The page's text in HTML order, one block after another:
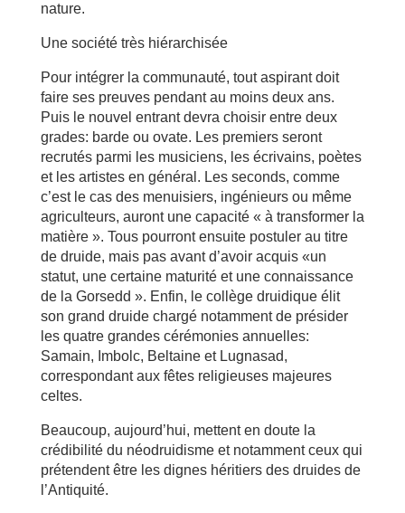
nature.
Une société très hiérarchisée
Pour intégrer la communauté, tout aspirant doit
faire ses preuves pendant au moins deux ans.
Puis le nouvel entrant devra choisir entre deux
grades: barde ou ovate. Les premiers seront
recrutés parmi les musiciens, les écrivains, poètes
et les artistes en général. Les seconds, comme
c’est le cas des menuisiers, ingénieurs ou même
agriculteurs, auront une capacité « à transformer la
matière ». Tous pourront ensuite postuler au titre
de druide, mais pas avant d’avoir acquis «un
statut, une certaine maturité et une connaissance
de la Gorsedd ». Enfin, le collège druidique élit
son grand druide chargé notamment de présider
les quatre grandes cérémonies annuelles:
Samain, Imbolc, Beltaine et Lugnasad,
correspondant aux fêtes religieuses majeures
celtes.
Beaucoup, aujourd’hui, mettent en doute la
crédibilité du néodruidisme et notamment ceux qui
prétendent être les dignes héritiers des druides de
l’Antiquité.